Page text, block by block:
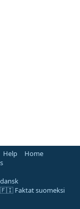
Help
Home
🇫🇮 Faktat suomeksi